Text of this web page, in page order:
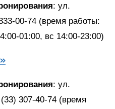
: ул.
00-74 (время работы:
01:00, вс 14:00-23:00)
: ул.
307-40-74 (время